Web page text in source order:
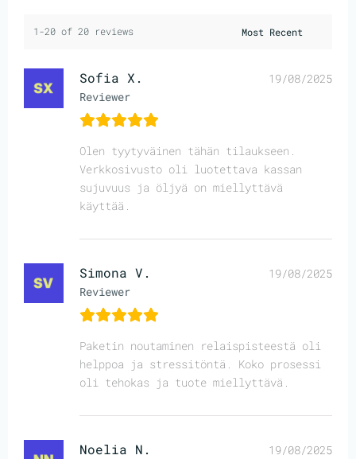
1-20 of 20 reviews
Sofia X.
Reviewer
19/08/2025
Olen tyytyväinen tähän tilaukseen.
Verkkosivusto oli luotettava kassan
sujuvuus ja öljyä on miellyttävä
käyttää.
Simona V.
Reviewer
19/08/2025
Paketin noutaminen relaispisteestä oli
helppoa ja stressitöntä. Koko prosessi
oli tehokas ja tuote miellyttävä.
Noelia N. 19/08/2025